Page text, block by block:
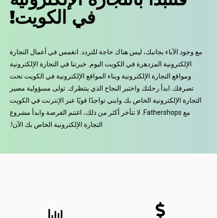
في الكويت!
مع وجود الآباء بجانبك، ليس هناك حاجة للتردد. انغمس في أعمال التجارة
الإلكترونية المزدهرة في الكويت اليوم. خبرتنا في التجارة الإلكترونية
ومواقع التجارة الإلكترونية وبناء المواقع الإلكترونية في الكويت تحت
تصرفك. ابدأ رحلتك واختبر النجاح الذي ينتظرك. تولى مسؤولية مصير
التجارة الإلكترونية الخاص بك وابني تواجدًا قويًا عبر الإنترنت في الكويت
مع Fathershops. لا تتأخر أكثر من ذلك، اغتنم الفرصة وابدأ مشروع
التجارة الإلكترونية الخاص بك الآن!.